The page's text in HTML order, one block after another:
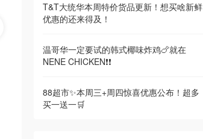
T&T大统华本周特价货品更新！想买啥新鲜
优惠的还来得及！
温哥华一定要试的韩式椰味炸鸡🍗就在
NENE CHICKEN❗️❗️
88超市✨本周三+周四惊喜优惠公布！超多
买一送一🛒